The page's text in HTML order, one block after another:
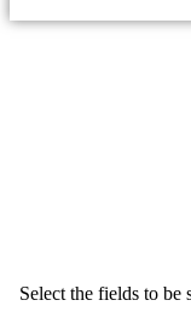
Select the fields to